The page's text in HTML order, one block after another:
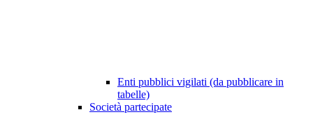
Enti pubblici vigilati (da pubblicare in
tabelle)
Società partecipate